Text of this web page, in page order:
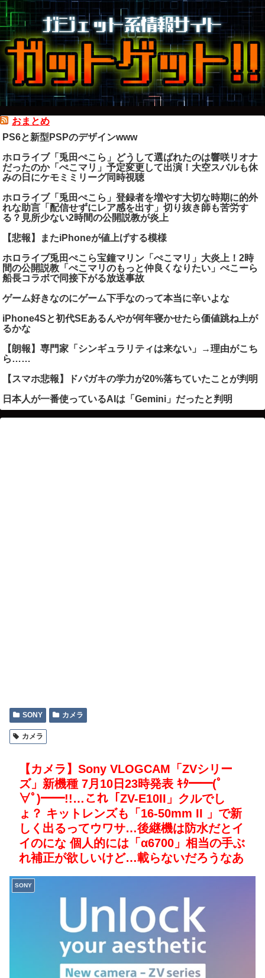
おまとめ
PS6と新型PSPのデザインwww
ホロライブ「兎田ぺこら」どうして選ばれたのは響咲リオナ
だったのか「ぺこマリ」予定変更して出演！大空スバルも休
みの日にケモミミリーグ同時視聴
ホロライブ「兎田ぺこら」登録者を増やす大切な時期に的外
れな助言「配信せずにレア感を出す」切り抜き師も苦労す
る？見所少ない2時間の公開説教が炎上
【悲報】またiPhoneが値上げする模様
ホロライブ兎田ぺこら宝鐘マリン「ぺこマリ」大炎上！2時
間の公開説教「ぺこマリのもっと仲良くなりたい」ぺこーら
船長コラボで同接下がる放送事故
ゲーム好きなのにゲーム下手なのって本当に辛いよな
iPhone4Sと初代SEあるんやが何年寝かせたら価値跳ね上が
るかな
【朗報】専門家「シンギュラリティは来ない」→理由がこち
ら……
【スマホ悲報】ドパガキの学力が20%落ちていたことが判明
日本人が一番使っているAIは「Gemini」だったと判明
SONY カメラ
カメラ
【カメラ】Sony VLOGCAM「ZVシリー
ズ」新機種 7月10日23時発表 ｷﾀ━━(ﾟ
∀ﾟ)━━!!…これ「ZV-E10II」クルでし
ょ？ キットレンズも「16-50mm II 」で新
しく出るってウワサ…後継機は防水だとイ
イのにな 個人的には「α6700」相当の手ぶ
れ補正が欲しいけど…載らないだろうなあ
SONY